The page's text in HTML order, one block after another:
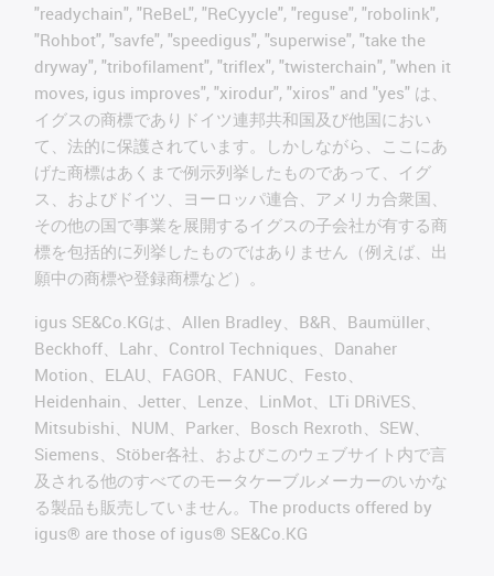
"readychain", "ReBeL", "ReCyycle", "reguse", "robolink",
"Rohbot", "savfe", "speedigus", "superwise", "take the
dryway", "tribofilament", "triflex", "twisterchain", "when it
moves, igus improves", "xirodur", "xiros" and "yes" は、
イグスの商標でありドイツ連邦共和国及び他国におい
て、法的に保護されています。しかしながら、ここにあ
げた商標はあくまで例示列挙したものであって、イグ
ス、およびドイツ、ヨーロッパ連合、アメリカ合衆国、
その他の国で事業を展開するイグスの子会社が有する商
標を包括的に列挙したものではありません（例えば、出
願中の商標や登録商標など）。
igus SE&Co.KGは、Allen Bradley、B&R、Baumüller、
Beckhoff、Lahr、Control Techniques、Danaher
Motion、ELAU、FAGOR、FANUC、Festo、
Heidenhain、Jetter、Lenze、LinMot、LTi DRiVES、
Mitsubishi、NUM、Parker、Bosch Rexroth、SEW、
Siemens、Stöber各社、およびこのウェブサイト内で言
及される他のすべてのモータケーブルメーカーのいかな
る製品も販売していません。The products offered by
igus® are those of igus® SE&Co.KG